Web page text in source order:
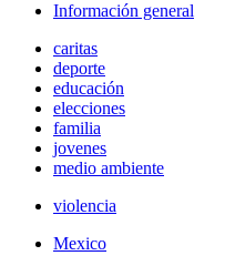
Información general
caritas
deporte
educación
elecciones
familia
jovenes
medio ambiente
violencia
Mexico